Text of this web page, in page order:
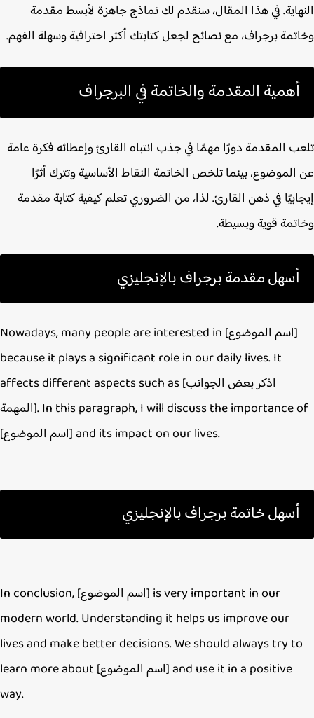
في هذا المقال، سنقدم لك نماذج جاهزة لأبسط مقدمة
برجراف، مع نصائح لجعل كتابتك أكثر احترافية وسهلة الفهم.
أهمية المقدمة والخاتمة في البرجراف
المقدمة دورًا مهمًا في جذب انتباه القارئ وإعطائه فكرة عامة
بينما تلخص الخاتمة النقاط الأساسية وتترك أثرًا
في ذهن القارئ. لذا، من الضروري تعلم كيفية كتابة مقدمة
قوية وبسيطة.
أسهل مقدمة برجراف بالإنجليزي
Nowadays, many people are interested in [اسم الموضوع]
because it plays a significant role in our daily lives. It
affects different aspects such as [اذكر بعض الجوانب
المهمة]. In this paragraph, I will discuss the importance of
[اسم الموضوع] and its impact on our lives.
أسهل خاتمة برجراف بالإنجليزي
In conclusion, [اسم الموضوع] is very important in our
modern world. Understanding it helps us improve our
lives and make better decisions. We should always try
learn more about [اسم الموضوع] and use it in a positive
way.